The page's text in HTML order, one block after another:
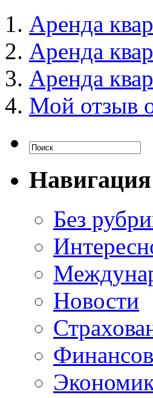
Аренда
Аренда
Аренда
Мой отзыв
Навигация
Без
Новости